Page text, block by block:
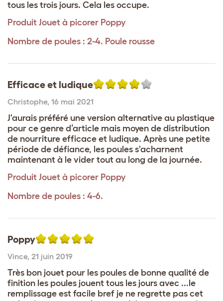
tous les trois jours. Cela les occupe.
Produit Jouet à picorer Poppy
Nombre de poules : 2-4. Poule rousse
Efficace et ludique
Christophe, 16 mai 2021
J'aurais préféré une version alternative au plastique
pour ce genre d’article mais moyen de distribution
de nourriture efficace et ludique. Après une petite
période de défiance, les poules s'acharnent
maintenant à le vider tout au long de la journée.
Produit Jouet à picorer Poppy
Nombre de poules : 4-6.
Poppy
Vince, 21 juin 2019
Très bon jouet pour les poules de bonne qualité de
finition les poules jouent tous les jours avec ...le
remplissage est facile bref je ne regrette pas cet